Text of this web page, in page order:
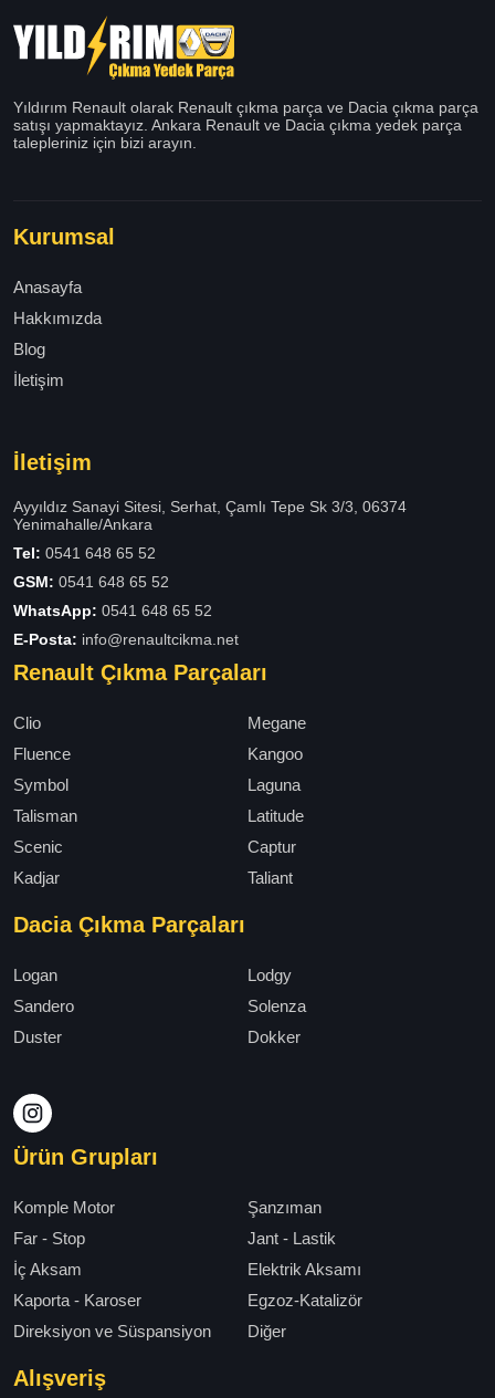
Yıldırım Renault olarak Renault çıkma parça ve Dacia çıkma parça
satışı yapmaktayız. Ankara Renault ve Dacia çıkma yedek parça
talepleriniz için bizi arayın.
Kurumsal
Anasayfa
Hakkımızda
Blog
İletişim
İletişim
Ayyıldız Sanayi Sitesi, Serhat, Çamlı Tepe Sk 3/3, 06374
Yenimahalle/Ankara
Tel: 0541 648 65 52
GSM: 0541 648 65 52
WhatsApp: 0541 648 65 52
E-Posta: info@renaultcikma.net
Renault Çıkma Parçaları
Clio
Megane
Fluence
Kangoo
Symbol
Laguna
Talisman
Latitude
Scenic
Captur
Kadjar
Taliant
Dacia Çıkma Parçaları
Logan
Lodgy
Sandero
Solenza
Duster
Dokker
Ürün Grupları
Komple Motor
Şanzıman
Far - Stop
Jant - Lastik
İç Aksam
Elektrik Aksamı
Kaporta - Karoser
Egzoz-Katalizör
Direksiyon ve Süspansiyon
Diğer
Alışveriş